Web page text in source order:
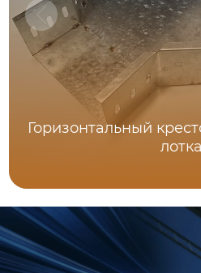
Горизонтальный
лотка